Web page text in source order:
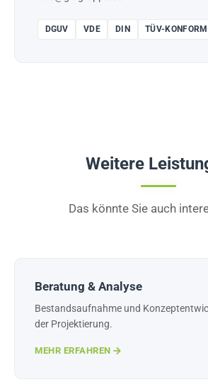
DGUV VDE DIN TÜV-KONFORM
Weitere
Das könnte Sie auch
Beratung & Analyse
Bestandsaufnahme und
der Projektierung.
MEHR ERFAHREN